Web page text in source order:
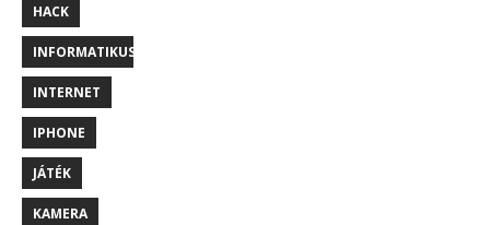
HACK
INFORMATIKUS
INTERNET
IPHONE
JÁTÉK
KAMERA